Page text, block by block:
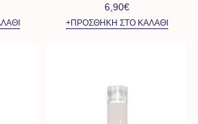
6,90€
+ΠΡΟΣΘΉΚΗ ΣΤΟ ΚΑΛΆΘΙ